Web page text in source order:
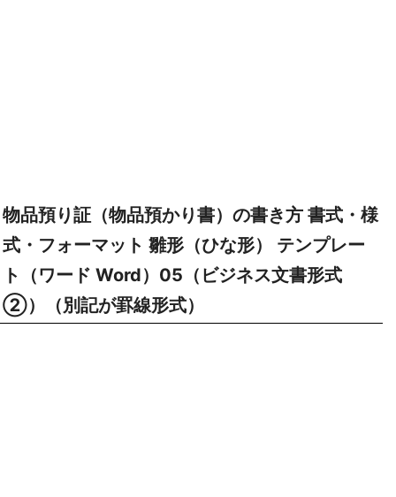
物品預り証（物品預かり書）の書き方 書式・様
式・フォーマット 雛形（ひな形） テンプレー
ト（ワード Word）05（ビジネス文書形式
②）（別記が罫線形式）